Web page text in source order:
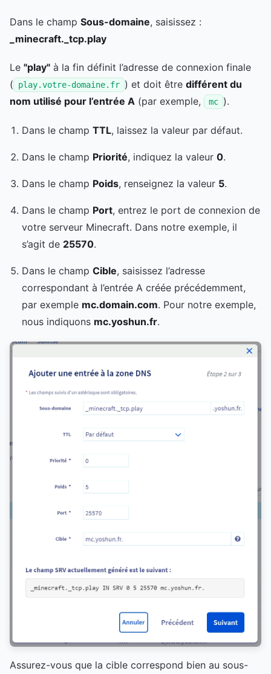
Dans le champ Sous-domaine, saisissez :
_minecraft._tcp.play
Le "play" à la fin définit l’adresse de connexion finale
(
play.votre-domaine.fr ) et doit être différent du
nom utilisé pour l’entrée A (par exemple, mc ).
Dans le champ TTL, laissez la valeur par défaut.
Dans le champ Priorité, indiquez la valeur 0.
Dans le champ Poids, renseignez la valeur 5.
Dans le champ Port, entrez le port de connexion de
votre serveur Minecraft. Dans notre exemple, il
s’agit de 25570.
Dans le champ Cible, saisissez l’adresse
correspondant à l’entrée A créée précédemment,
par exemple mc.domain.com. Pour notre exemple,
nous indiquons mc.yoshun.fr.
Assurez-vous que la cible correspond bien au sous-